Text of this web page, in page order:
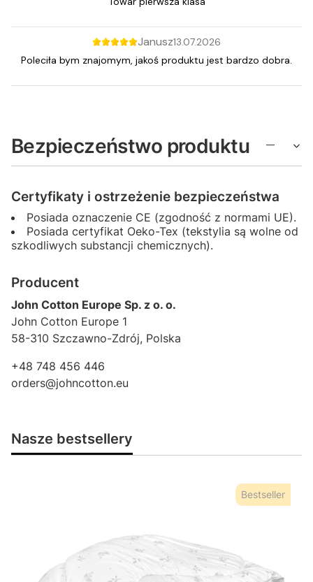
Janusz13.07.2026
Poleciła bym znajomym, jakoś produktu jest bardzo dobra.
Bezpieczeństwo produktu
Certyfikaty i ostrzeżenie bezpieczeństwa
Posiada oznaczenie CE (zgodność z normami UE).
Posiada certyfikat Oeko-Tex (tekstylia są wolne od
szkodliwych substancji chemicznych).
Producent
John Cotton Europe Sp. z o. o.
John Cotton Europe 1
58-310 Szczawno-Zdrój, Polska
+48 748 456 446
orders@johncotton.eu
Nasze bestsellery
Bestseller